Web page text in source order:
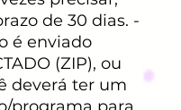
de 30 dias. -
é enviado
(ZIP), ou
deverá ter um